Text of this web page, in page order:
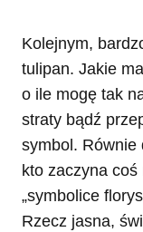
Kolejnym,
tulipan. Jakie
o ile mogę tak
straty bądź
symbol. Równie
kto zaczyna
„symbolice
Rzecz jasna,